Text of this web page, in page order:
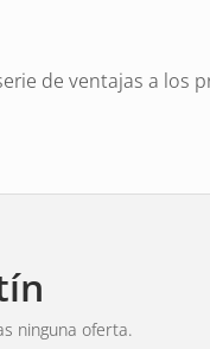
de ventajas a los
y, por tanto, la
de alta intensidad
de trabajo duras
ninguna oferta.